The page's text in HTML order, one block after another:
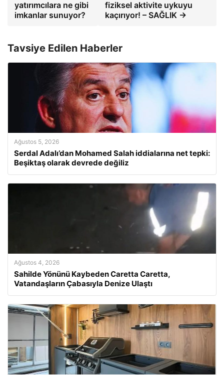
yatırımcılara ne gibi
imkanlar sunuyor?
fiziksel aktivite uykuyu
kaçırıyor! – SAĞLIK →
Tavsiye Edilen Haberler
Ağustos 5, 2026
Serdal Adalı’dan Mohamed Salah iddialarına net tepki:
Beşiktaş olarak devrede değiliz
Ağustos 4, 2026
Sahilde Yönünü Kaybeden Caretta Caretta,
Vatandaşların Çabasıyla Denize Ulaştı